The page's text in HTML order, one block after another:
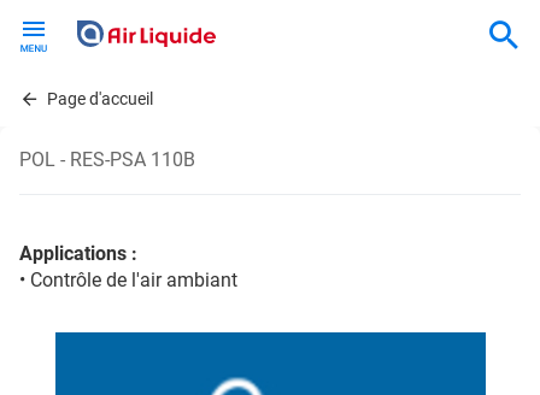
contentPage d'accueil
POL - RES-PSA 110B
Applications :
• Contrôle de l'air ambiant